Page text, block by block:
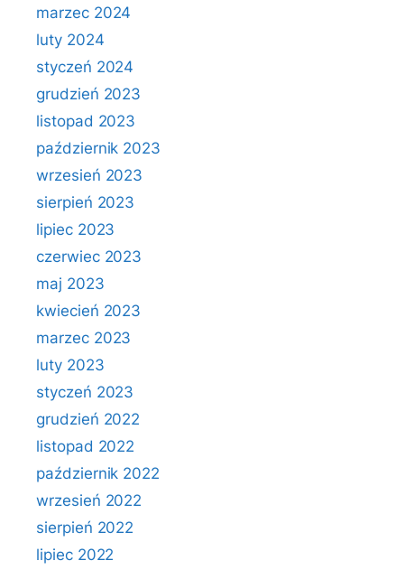
marzec 2024
luty 2024
styczeń 2024
grudzień 2023
listopad 2023
październik 2023
wrzesień 2023
sierpień 2023
lipiec 2023
czerwiec 2023
maj 2023
kwiecień 2023
marzec 2023
luty 2023
styczeń 2023
grudzień 2022
listopad 2022
październik 2022
wrzesień 2022
sierpień 2022
lipiec 2022